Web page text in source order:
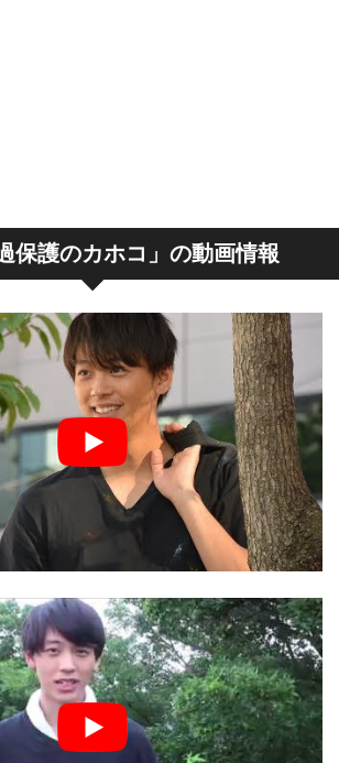
保護のカホコ」の動画情報